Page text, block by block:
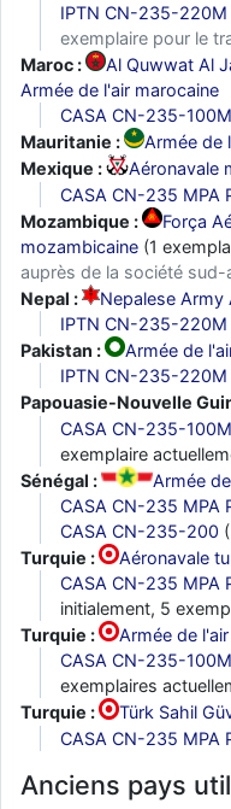
IPTN CN-235-220M
exemplaire pour le
Maroc :
Al Quwwat Al
Armée de l'air marocaine
CASA CN-235-100M
Mauritanie :
Armée de
Mexique :
Aéronavale
CASA CN-235 MPA
Mozambique :
Força
mozambicaine (1
auprès de la société sud-
Nepal :
Nepalese Army
IPTN CN-235-220M
Pakistan :
Armée de
IPTN CN-235-220M
Papouasie-Nouvelle
CASA CN-235-100M
exemplaire
Sénégal :
Armée
CASA CN-235 MPA
CASA CN-235-200
Turquie :
Aéronavale
CASA CN-235 MPA
initialement, 5
Turquie :
Armée de
CASA CN-235-100M
exemplaires
Turquie :
Türk Sahil
CASA CN-235 MPA
Anciens pays